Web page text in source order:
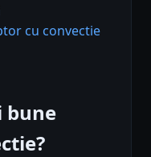
cu convectie
bune